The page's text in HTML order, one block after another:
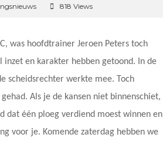
818 Views
was hoofdtrainer Jeroen Peters toch
en karakter hebben getoond. In de
scheidsrechter werkte mee. Toch
Als je de kansen niet binnenschiet,
dat één ploeg verdiend moest winnen en
voor je. Komende zaterdag hebben we